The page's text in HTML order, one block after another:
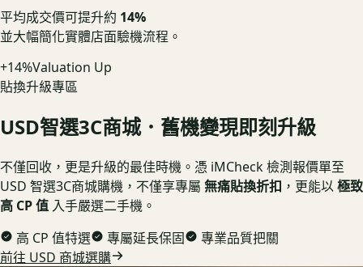
平均成交價可提升約 14%
並大幅簡化實體店面驗機流程。
+14%Valuation Up
貼換升級專區
USD智選3C商城．舊機變現即刻升級
不僅回收，更是升級的最佳時機。憑 iMCheck 檢測報價單至
USD 智選3C商城購機，不僅享專屬 無痛貼換折扣 ，更能以極致
高 CP 值 入手嚴選二手機。
高 CP 值特選
專屬延長保固
專業品質把關
前往 USD 商城選購